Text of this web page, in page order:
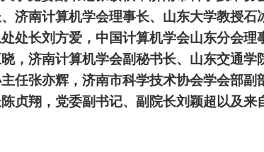
济南计算机学会理事长、山东大学教授
处长刘方爱，中国计算机学会山东分会
，济南计算机学会副秘书长、山东交通
任张亦辉，济南市科学技术协会学会部
贞翔，党委副书记、副院长刘颖超以及来